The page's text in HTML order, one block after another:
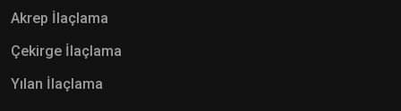
Akrep İlaçlama
Çekirge İlaçlama
Yılan İlaçlama